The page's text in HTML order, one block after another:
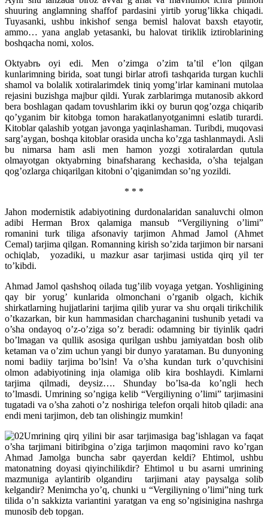
shuuring anglamning shaffof pardasini yirtib yorug’likka chiqadi.
Tuyasanki, ushbu inkishof senga bemisl halovat baxsh etayotir,
ammo… yana anglab yetasanki, bu halovat tiriklik iztiroblarining
boshqacha nomi, xolos.
Oktyabrь oyi edi. Men o’zimga o’zim ta’til e’lon qilgan
kunlarimning birida, soat tungi birlar atrofi tashqarida turgan kuchli
shamol va bolalik xotiralarimdek tiniq yomg’irlar kaminani mutolaa
rejasini buzishga majbur qildi. Yurak zarblarimga mutanosib akkord
bera boshlagan qadam tovushlarim ikki oy burun qog’ozga chiqarib
qo’yganim bir kitobga tomon harakatlanyotganimni eslatib turardi.
Kitoblar qalashib yotgan javonga yaqinlashaman. Turibdi, muqovasi
sarg’aygan, boshqa kitoblar orasida uncha ko’zga tashlanmaydi. Asli
bu nimarsa ham asli men hamon yozgi xotiralardan qutula
olmayotgan oktyabrning binafsharang kechasida, o’sha tejalgan
qog’ozlarga chiqarilgan kitobni o’qiganimdan so’ng yozildi.
* * *
Jahon modernistik adabiyotining durdonalaridan sanaluvchi olmon
adibi Herman Brox qalamiga mansub “Vergiliyning o’limi”
romanini turk tiliga afsonaviy tarjimon Ahmad Jamol (Ahmet
Cemal) tarjima qilgan. Romanning kirish so’zida tarjimon bir narsani
ochiqlab, yozadiki, u mazkur asar tarjimasi ustida qirq yil ter
to’kibdi.
Ahmad Jamol qashshoq oilada tug’ilib voyaga yetgan. Yoshligining
qay bir yorug’ kunlarida olmonchani o’rganib olgach, kichik
shirkatlarning hujjatlarini tarjima qilib yurar va shu orqali tirikchilik
o’tkazarkan, bir kun hammasidan charchaganini tushunib yetadi va
o’sha ondayoq o’z-o’ziga so’z beradi: odamning bir tiyinlik qadri
bo’lmagan va qullik asosiga qurilgan ushbu jamiyatdan bosh olib
ketaman va o’zim uchun yangi bir dunyo yarataman. Bu dunyoning
nomi badiiy tarjima bo’lsin! Va o’sha kundan turk o’quvchisini
olmon adabiyotining inja olamiga olib kira boshlaydi. Kimlarni
tarjima qilmadi, deysiz…. Shunday bo’lsa-da ko’ngli hech
to’lmasdi. Umrining so’ngiga kelib “Vergiliyning o’limi” tarjimasini
tugatadi va o’sha zahoti o’z noshiriga telefon orqali hitob qiladi: ana
endi meni tarjimon, deb tan olishingiz mumkin!
Umrining qirq yilini bir asar tarjimasiga bag’ishlagan va faqat
o’sha tarjimani bitiribgina o’ziga tarjimon maqomini ravo ko’rgan
Ahmad Jamolga buncha sabr qayerdan keldi? Ehtimol, ushbu
matonatning doyasi qiyinchilikdir? Ehtimol u bu asarni umrining
mazmuniga aylantirib olgandiru tarjimani atay paysalga solib
kelgandir? Menimcha yo’q, chunki u “Vergiliyning o’limi”ning turk
tilida o’n sakkizta variantini yaratgan va eng so’ngisinigina nashrga
munosib deb topgan.